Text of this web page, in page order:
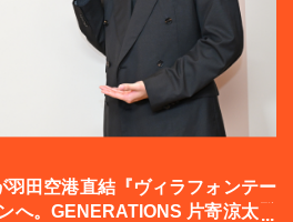
羽田空港直結『ヴィラフォンテー
へ。GENERATIONS 片寄涼太登